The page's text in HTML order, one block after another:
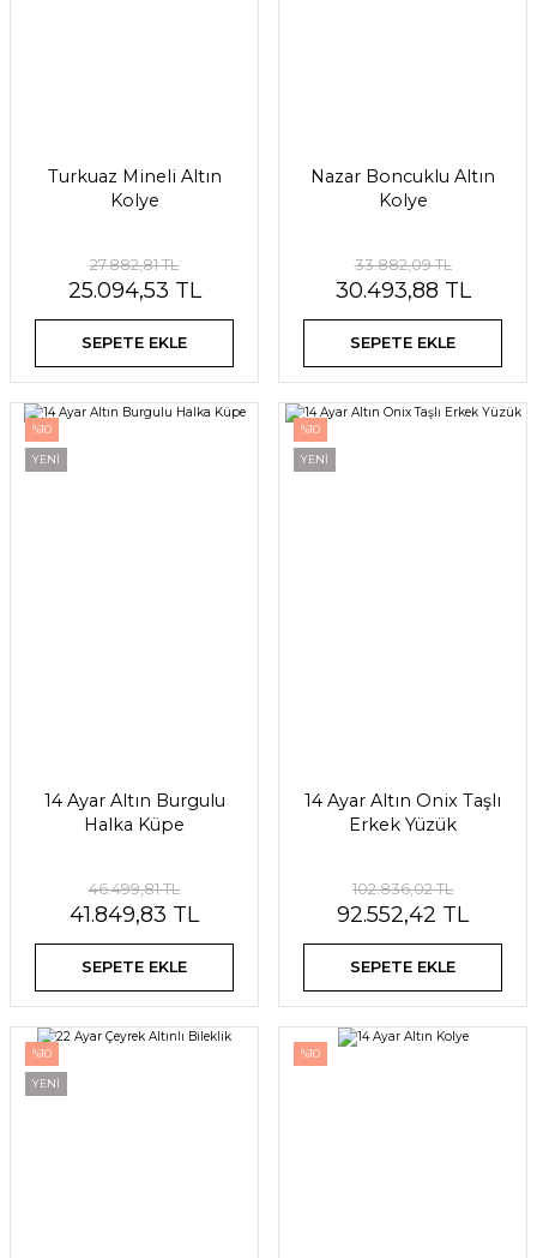
Turkuaz Mineli Altın
Kolye
27.882,81 TL
25.094,53 TL
SEPETE EKLE
Nazar Boncuklu Altın
Kolye
33.882,09 TL
30.493,88 TL
SEPETE EKLE
%10
YENİ
14 Ayar Altın Burgulu
Halka Küpe
46.499,81 TL
41.849,83 TL
SEPETE EKLE
%10
YENİ
14 Ayar Altın Onix Taşlı
Erkek Yüzük
102.836,02 TL
92.552,42 TL
SEPETE EKLE
%10
YENİ
%10